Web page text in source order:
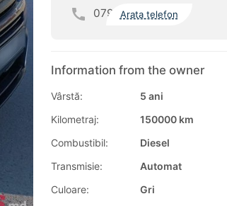
079 Arata telefon
Information from the owner
Vârstă:
5 ani
Kilometraj:
150000 km
Combustibil:
Diesel
Transmisie:
Automat
Culoare:
Gri